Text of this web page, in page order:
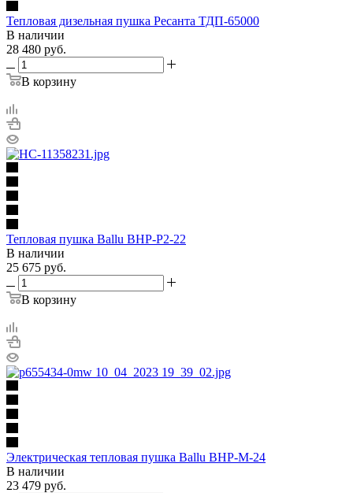
Тепловая дизельная пушка Ресанта ТДП-65000
В наличии
28 480 руб.
В корзину
Тепловая пушка Ballu BHP-P2-22
В наличии
25 675 руб.
В корзину
Электрическая тепловая пушка Ballu BHP-M-24
В наличии
23 479 руб.